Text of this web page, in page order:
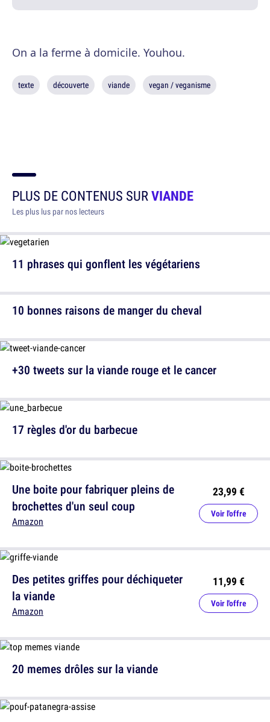
On a la ferme à domicile. Youhou.
texte découverte viande vegan / veganisme
PLUS DE CONTENUS SURVIANDE
Les plus lus par nos lecteurs
11 phrases qui gonflent les végétariens
17 règles d'or du barbecue
Des petites griffes pour déchiqueter
la viande
Amazon
11,99 €
Voir l'offre
10 bonnes raisons de manger du cheval
+30 tweets sur la viande rouge et le cancer
Une boite pour fabriquer pleins de
brochettes d'un seul coup
Amazon
23,99 €
Voir l'offre
20 memes drôles sur la viande